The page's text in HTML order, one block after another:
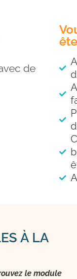
de
À LA
le module